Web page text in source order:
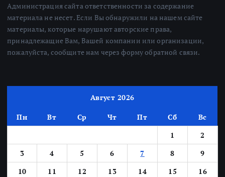
Администрация сайта ответственности за содержание
материала не несет. Если Вы обнаружили на нашем сайте
материалы, которые нарушают авторские права,
принадлежащие Вам, Вашей компании или организации,
пожалуйста, сообщите нам через форму обратной связи.
Август 2026
Пн Вт Ср Чт Пт Сб
Вс
1
2
3
4 5 6 7 8
9
10
11 12 13 14 15
16